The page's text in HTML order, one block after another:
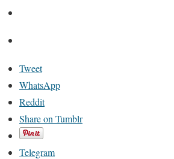
Tweet
WhatsApp
Reddit
Share on Tumblr
Telegram